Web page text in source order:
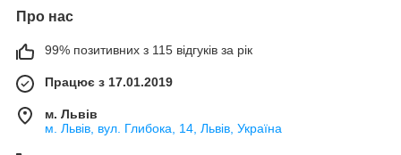
Про нас
99% позитивних з 115 відгуків за рік
Працює з 17.01.2019
м. Львів
м. Львів, вул. Глибока, 14, Львів, Україна